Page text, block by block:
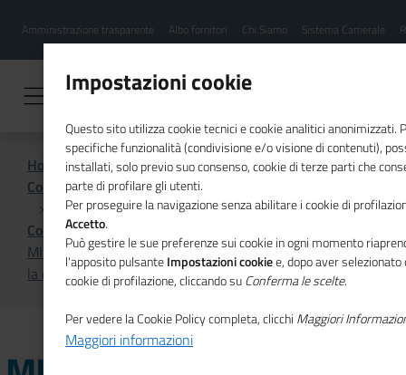
contenuto
Menu
hamburgher
Amministrazione trasparente Albo fornitori Chi Siamo Sistema Camerale
Home
Comunicazione istituzionale per il sistema camerale
Comunicati Stampa
MIM-Unioncamere: intesa sull’alternanza scuola-lavoro e
la certificazione delle competenze degli studenti
Impostazioni cookie
Questo sito utilizza cookie tecnici e cookie analitici anonimizzati.
specifiche funzionalità (condivisione e/o visione di contenuti),
installati, solo previo suo consenso, cookie di terze parti che
parte di profilare gli utenti.
Per proseguire la navigazione senza abilitare i cookie di
Accetto.
Può gestire le sue preferenze sui cookie in ogni momento
l'apposito pulsanteImpostazioni cookiee, dopo aver
cookie di profilazione, cliccando suConferma le scelte.
Per vedere la Cookie Policy completa, clicchi Maggiori
Maggiori informazioni